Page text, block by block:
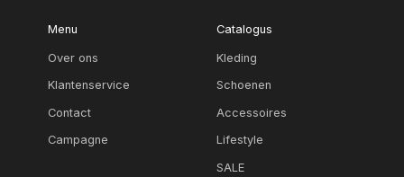
Menu
Over ons
Klantenservice
Contact
Campagne
Catalogus
Kleding
Schoenen
Accessoires
Lifestyle
SALE